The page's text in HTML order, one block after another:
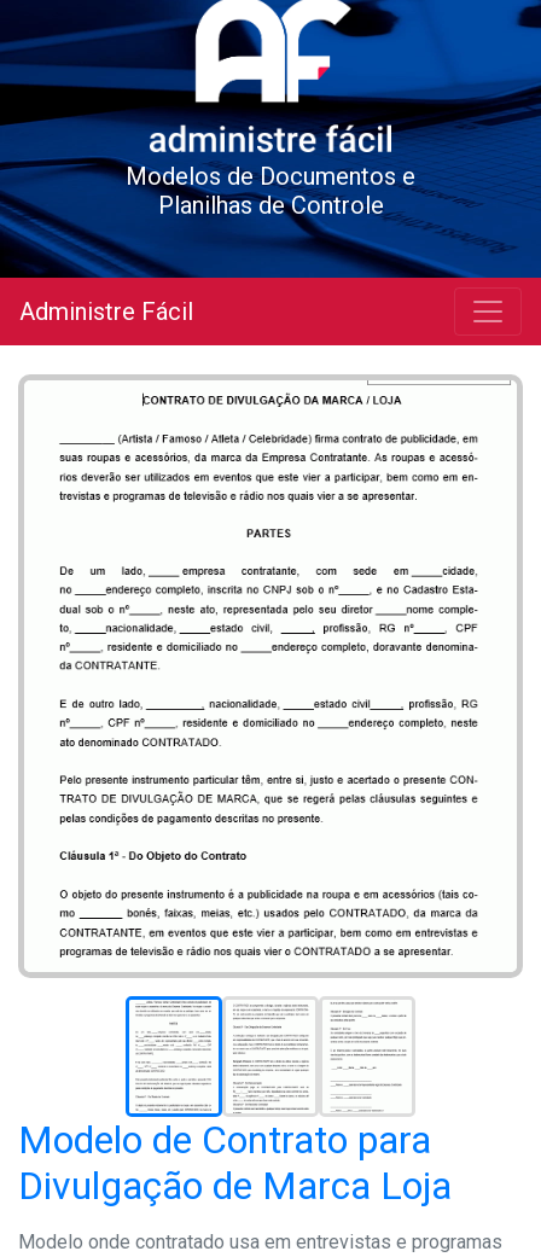
Modelos de Documentos e
Planilhas de Controle
Administre Fácil
Modelo de Contrato para
Divulgação de Marca Loja
Modelo onde contratado usa em entrevistas e programas